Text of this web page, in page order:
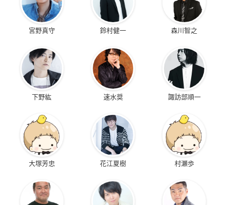
宮野真守 鈴村健一 森川智之
下野紘 速水奨 諏訪部順一
大塚芳忠 花江夏樹 村瀬歩